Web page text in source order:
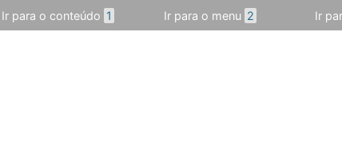
Ir para o conteúdo 1 Ir para o menu 2 Ir